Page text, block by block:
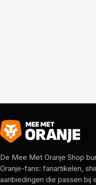
De Mee Met Oranje Shop
Oranje-fans: fanartikelen,
aanbiedingen die passen bij